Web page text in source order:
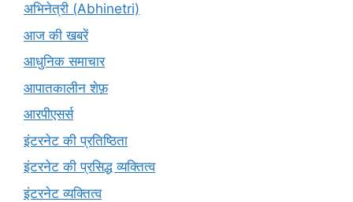
अभिनेत्री (Abhinetri)
आज की खबरें
आधुनिक समाचार
आपातकालीन शेफ़
आरपीएसर्स
इंटरनेट की प्रतिष्ठिता
इंटरनेट की प्रसिद्ध व्यक्तित्व
इंटरनेट व्यक्तित्व